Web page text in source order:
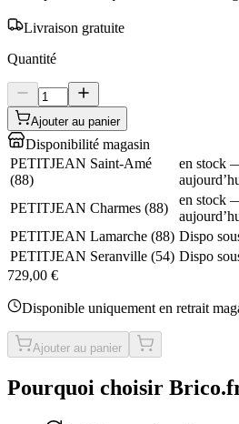
Livraison gratuite
Quantité
Ajouter au panier
Disponibilité magasin
PETITJEAN Saint-Amé
(88)
en stock
PETITJEAN Charmes (88)
en stock
PETITJEAN Lamarche (88) Dispo
PETITJEAN Seranville (54) Dispo
729,00 €
Disponible uniquement en retrait
Ajouter au panier
Pourquoi choisir